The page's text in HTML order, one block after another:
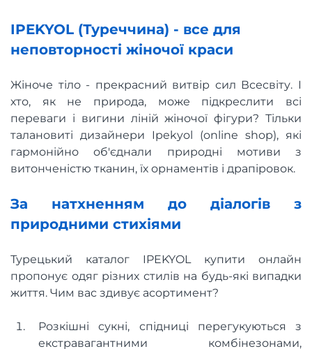
IPEKYOL (Туреччина) - все для
неповторності жіночої краси
Жіноче тіло - прекрасний витвір сил Всесвіту. І
хто, як не природа, може підкреслити всі
переваги і вигини ліній жіночої фігури? Тільки
талановиті дизайнери Ipekyol (online shop), які
гармонійно об'єднали природні мотиви з
витонченістю тканин, їх орнаментів і драпіровок.
За натхненням до діалогів з
природними стихіями
Турецький каталог IPEKYOL купити онлайн
пропонує одяг різних стилів на будь-які випадки
життя. Чим вас здивує асортимент?
Розкішні сукні, спідниці перегукуються з
екстравагантними комбінезонами,